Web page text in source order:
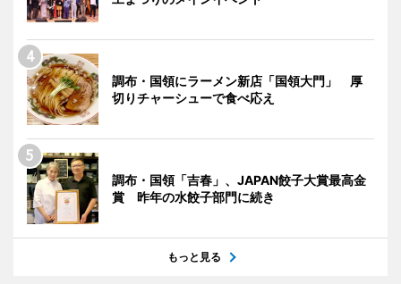
調布・国領にラーメン新店「国領大門」 厚
切りチャーシューで食べ応え
調布・国領「吉春」、JAPAN餃子大賞最高金
賞 昨年の水餃子部門に続き
もっと見る